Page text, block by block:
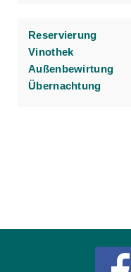
Reservierung
Vinothek
Außenbewirtung
Übernachtung